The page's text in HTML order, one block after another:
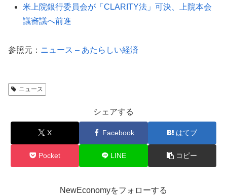
米上院銀行委員会が「CLARITY法」可決、上院本会
議審議へ前進
参照元： ニュース – あたらしい経済
ニュース
シェアする
X Facebook はてブ
Pocket LINE コピー
NewEconomyをフォローする